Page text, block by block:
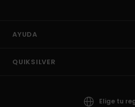
AYUDA
QUIKSILVER
Elige tu